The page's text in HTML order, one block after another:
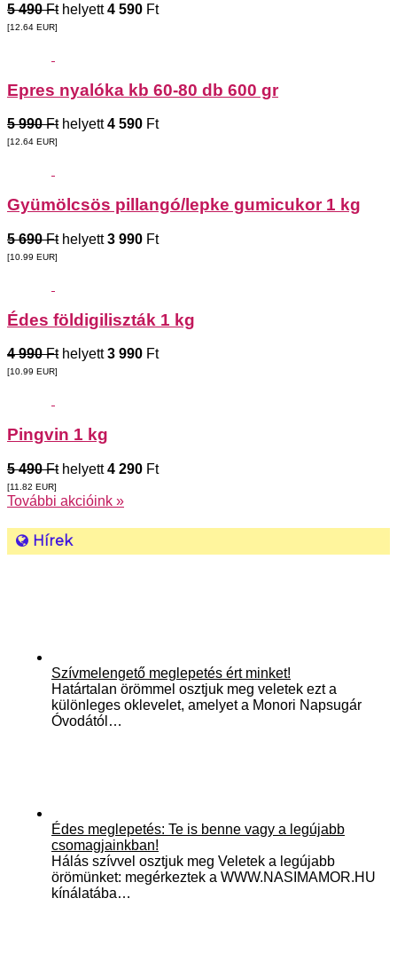
5 490 Fthelyett4 590 Ft
[12.64 EUR]
Epres nyalóka kb 60-80 db 600 gr
5 990 Fthelyett4 590 Ft
[12.64 EUR]
Gyümölcsös pillangó/lepke gumicukor 1 kg
5 690 Fthelyett3 990 Ft
[10.99 EUR]
Édes földigiliszták 1 kg
4 990 Fthelyett3 990 Ft
[10.99 EUR]
Pingvin 1 kg
5 490 Fthelyett4 290 Ft
[11.82 EUR]
További akcióink »
Hírek
Szívmelengető meglepetés ért minket!
Határtalan örömmel osztjuk meg veletek ezt a
különleges oklevelet, amelyet a Monori Napsugár
Óvodától…
Édes meglepetés: Te is benne vagy a legújabb
csomagjainkban!
Hálás szívvel osztjuk meg Veletek a legújabb
örömünket: megérkeztek a WWW.NASIMAMOR.HU
kínálatába…